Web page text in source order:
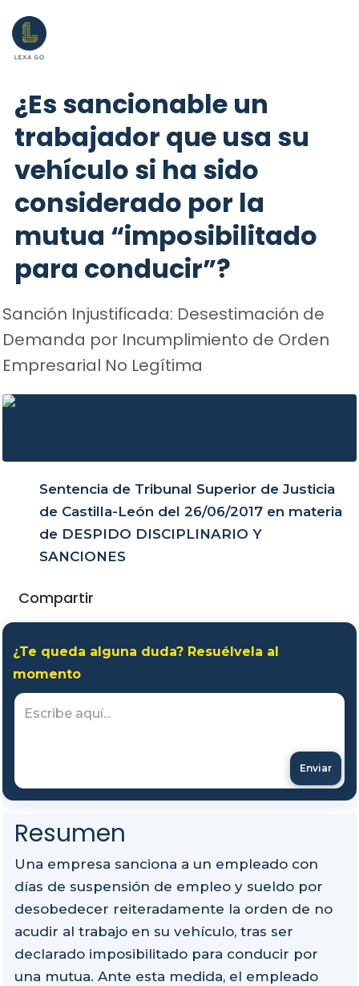
¿Es sancionable un
trabajador que usa su
vehículo si ha sido
considerado por la
mutua “imposibilitado
para conducir”?
Sanción Injustificada: Desestimación de
Demanda por Incumplimiento de Orden
Empresarial No Legítima
Sentencia de Tribunal Superior de Justicia
de Castilla-León del 26/06/2017 en materia
de DESPIDO DISCIPLINARIO Y
SANCIONES
Compartir
¿Te queda alguna duda? Resuélvela al
momento
Enviar
Resumen
Una empresa sanciona a un empleado con
días de suspensión de empleo y sueldo por
desobedecer reiteradamente la orden de no
acudir al trabajo en su vehículo, tras ser
declarado imposibilitado para conducir por
una mutua. Ante esta medida, el empleado